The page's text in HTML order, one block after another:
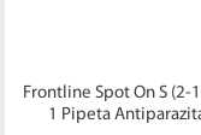
Frontline Spot On S (2-
1 Pipeta